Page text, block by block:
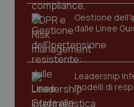
Gestione
dalle Linee
Leadership
modelli di
Nome